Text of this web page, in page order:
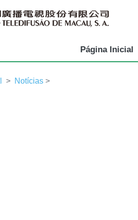
Página Inicial
Notícias >